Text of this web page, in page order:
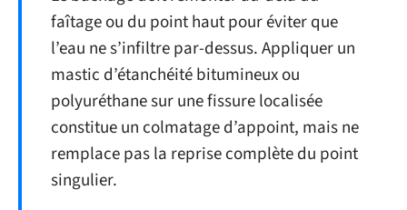
faîtage ou du point haut pour éviter que
l’eau ne s’infiltre par-dessus. Appliquer un
mastic d’étanchéité bitumineux ou
polyuréthane sur une fissure localisée
constitue un colmatage d’appoint, mais ne
remplace pas la reprise complète du point
singulier.